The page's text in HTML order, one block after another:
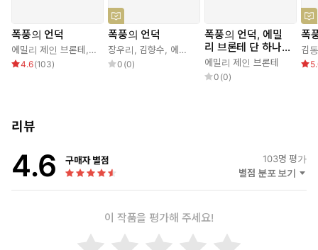
폭풍의 언덕
에밀리 제인 브론테, 김종길
4.6(103)
폭풍의 언덕
장우리, 김향수, 에밀리 제인 브론테
0 (0)
폭풍의 언덕, 에밀
리 브론테 단 하나
의 글
에밀리 제인 브론테
0 (0)
폭
김
리뷰
4.6 구매자 별점 103명 평가
별점 분포 보기
이 작품을 평가해 주세요!